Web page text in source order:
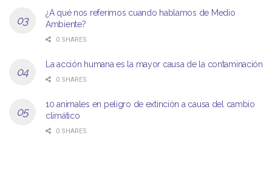
¿A qué nos referimos cuando hablamos de Medio
Ambiente?
0 SHARES
La acción humana es la mayor causa de la contaminación
0 SHARES
10 animales en peligro de extinción a causa del cambio
climático
0 SHARES